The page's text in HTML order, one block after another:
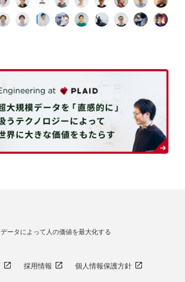
データによって人の価値を最大化する
採用情報
個人情報保護方針